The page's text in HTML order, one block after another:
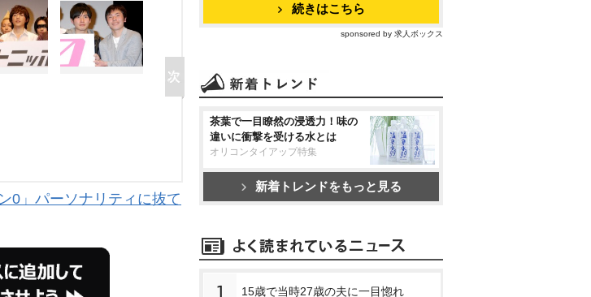
0」パーソナリティに抜て
続きはこちら
sponsored by 求人ボックス
茶葉で一目瞭然の浸透力！味の
違いに衝撃を受ける水とは
オリコンタイアップ特集
新着トレンドをもっと見る
1 15歳で当時27歳の夫に一目惚れ